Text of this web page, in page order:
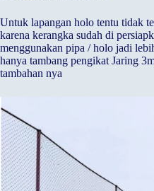
Untuk lapangan holo tentu tidak
karena kerangka sudah di
menggunakan pipa / holo jadi
hanya tambang pengikat Jaring
tambahan nya